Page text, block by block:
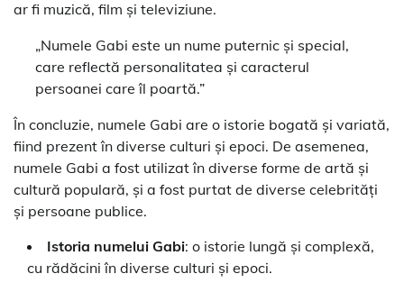
ar fi muzică, film și televiziune.
„Numele Gabi este un nume puternic și special,
care reflectă personalitatea și caracterul
persoanei care îl poartă.”
În concluzie, numele Gabi are o istorie bogată și variată,
fiind prezent în diverse culturi și epoci. De asemenea,
numele Gabi a fost utilizat în diverse forme de artă și
cultură populară, și a fost purtat de diverse celebrități
și persoane publice.
Istoria numelui Gabi: o istorie lungă și complexă,
cu rădăcini în diverse culturi și epoci.